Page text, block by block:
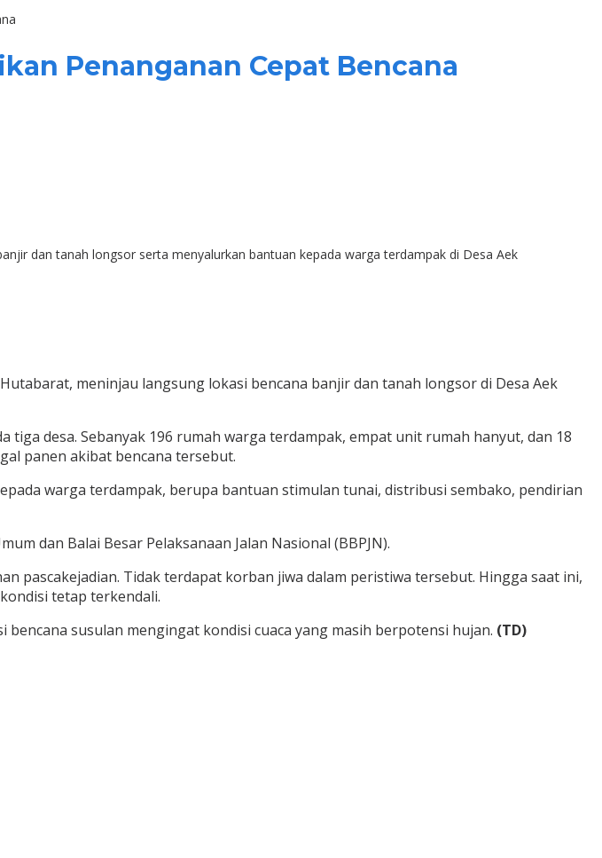
Penanganan Cepat Bencana
dan tanah longsor serta menyalurkan bantuan kepada warga terdampak di Desa Aek
meninjau langsung lokasi bencana banjir dan tanah longsor di Desa Aek
desa. Sebanyak 196 rumah warga terdampak, empat unit rumah hanyut, dan 18
panen akibat bencana tersebut.
warga terdampak, berupa bantuan stimulan tunai, distribusi sembako, pendirian
dan Balai Besar Pelaksanaan Jalan Nasional (BBPJN).
pascakejadian. Tidak terdapat korban jiwa dalam peristiwa tersebut. Hingga saat ini,
tetap terkendali.
susulan mengingat kondisi cuaca yang masih berpotensi hujan. (TD)